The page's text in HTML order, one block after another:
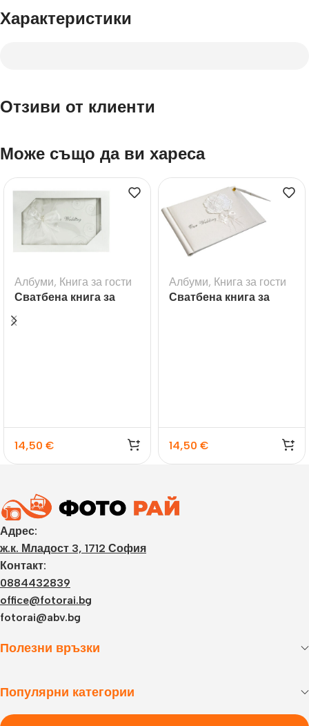
Характеристики
Отзиви от клиенти
Може също да ви хареса
Албуми, Книга за гости
Сватбена книга за
Wedding
14,50 €
Албуми, Книга за гости
Сватбена книга за
14,50 €
Адрес:
ж.к. Младост 3, 1712 София
Контакт:
0884432839
office@fotorai.bg
fotorai@abv.bg
Полезни връзки
Популярни категории